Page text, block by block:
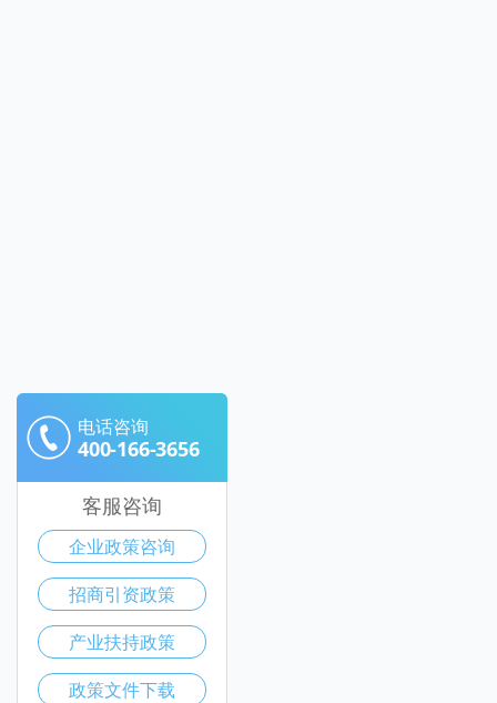
电话咨询
400-166-3656
客服咨询
企业政策咨询
招商引资政策
产业扶持政策
政策文件下载